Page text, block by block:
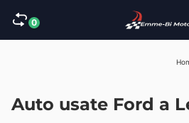
0
Auto usate Ford a